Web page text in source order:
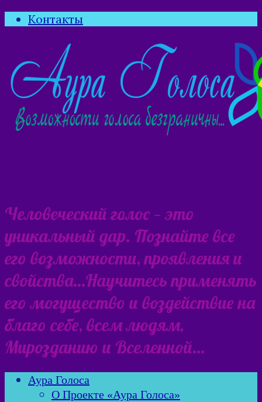
Контакты
Человеческий голос — это
уникальный дар. Познайте все
его возможности, проявления и
свойства…Научитесь применять
его могущество и воздействие на
благо себе, всем людям,
Мирозданию и Вселенной…
Аура Голоса
О Проекте «Аура Голоса»